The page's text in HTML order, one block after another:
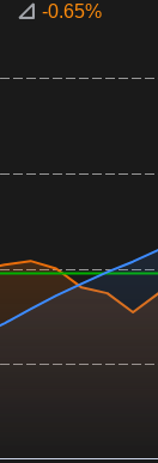
-0.65%